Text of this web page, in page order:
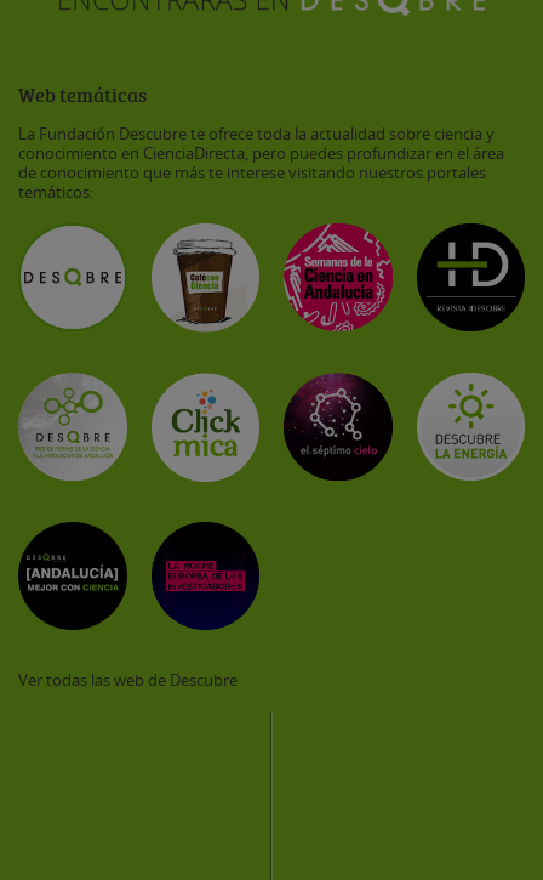
Web temáticas
La Fundación Descubre te ofrece toda la actualidad sobre ciencia y
conocimiento en CienciaDirecta, pero puedes profundizar en el área
de conocimiento que más te interese visitando nuestros portales
temáticos:
Ver todas las web de Descubre